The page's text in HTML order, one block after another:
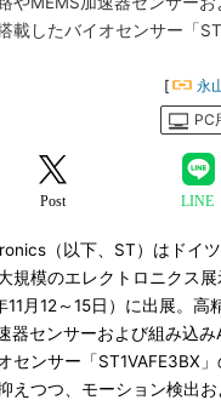
載したバイオセンサー「
[ 永
PC
Post LINE
（以下、ST）はドイ
規模のエレクトロニクス
月12～15日）に出展。高
器センサーおよび組み込
センサー「ST1VAFE3BX
えつつ、モーション検出